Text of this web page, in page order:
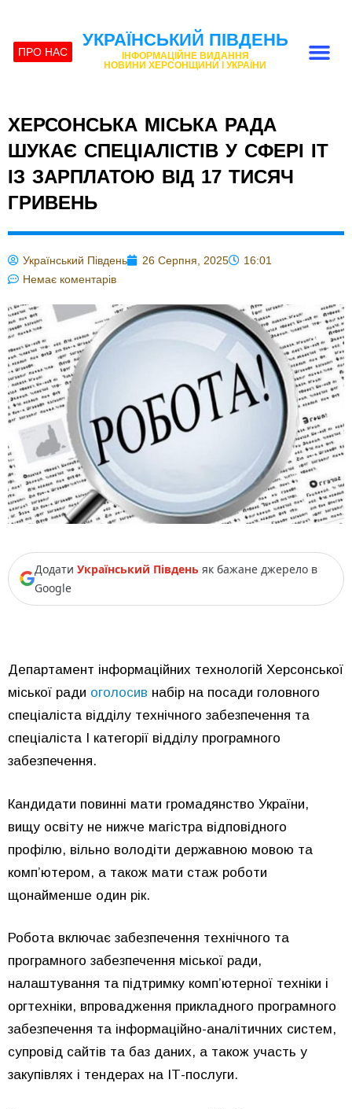
ПРО НАС
УКРАЇНСЬКИЙ ПІВДЕНЬ
ІНФОРМАЦІЙНЕ ВИДАННЯ
НОВИНИ ХЕРСОНЩИНИ І УКРАЇНИ
ХЕРСОНСЬКА МІСЬКА РАДА
ШУКАЄ СПЕЦІАЛІСТІВ У СФЕРІ ІТ
ІЗ ЗАРПЛАТОЮ ВІД 17 ТИСЯЧ
ГРИВЕНЬ
Український Південь 26 Серпня, 2025
16:01
Немає коментарів
Додати Український Південь як бажане джерело в
Google
Департамент інформаційних технологій Херсонської
міської ради оголосив набір на посади головного
спеціаліста відділу технічного забезпечення та
спеціаліста І категорії відділу програмного
забезпечення.
Кандидати повинні мати громадянство України,
вищу освіту не нижче магістра відповідного
профілю, вільно володіти державною мовою та
комп’ютером, а також мати стаж роботи
щонайменше один рік.
Робота включає забезпечення технічного та
програмного забезпечення міської ради,
налаштування та підтримку комп’ютерної техніки і
оргтехніки, впровадження прикладного програмного
забезпечення та інформаційно-аналітичних систем,
супровід сайтів та баз даних, а також участь у
закупівлях і тендерах на ІТ-послуги.